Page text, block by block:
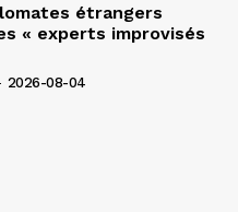
étrangers
« experts improvisés
2026-08-04